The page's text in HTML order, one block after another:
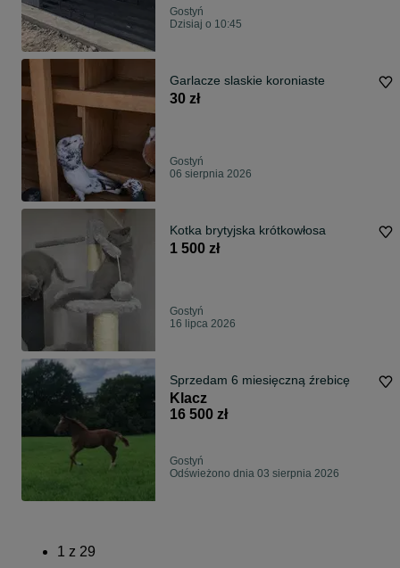
Gostyń
Dzisiaj o 10:45
Garlacze slaskie koroniaste
30 zł
Gostyń
06 sierpnia 2026
Kotka brytyjska krótkowłosa
1 500 zł
Gostyń
16 lipca 2026
Sprzedam 6 miesięczną źrebicę
Klacz
16 500 zł
Gostyń
Odświeżono dnia 03 sierpnia 2026
1 z 29